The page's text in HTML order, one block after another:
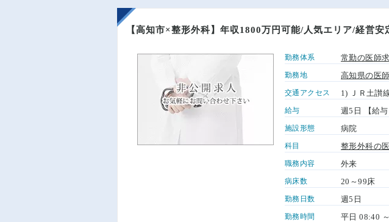
【高知市×整形外科】年収1800万円可能/人気エリア/経営
勤務体系 常勤の医師
勤務地 高知県の医
交通アクセス 1) ＪＲ土讃
給与 週5日 【給
施設形態 病院
科目 整形外科の
職務内容 外来
病床数 20～99床
勤務日数 週5日
勤務時間 平日 08:40